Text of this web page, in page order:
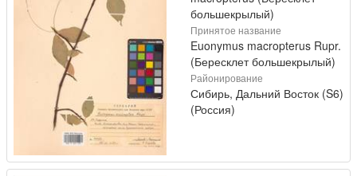
большекрылый)
Принятое название
Euonymus macropterus Rupr.
(Бересклет большекрылый)
Районирование
Сибирь, Дальний Восток (S6)
(Россия)